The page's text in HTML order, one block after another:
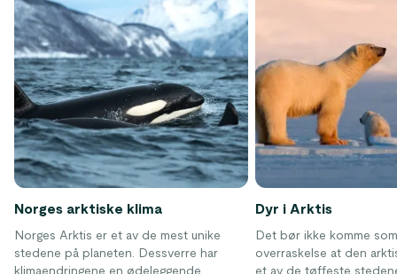
Norges arktiske klima
Norges Arktis er et av de mest unike
stedene på planeten. Dessverre har
klimaendringene en ødeleggende
Dyr i Arktis
Det bør ikke komme
overraskelse at den
et av de tøffeste